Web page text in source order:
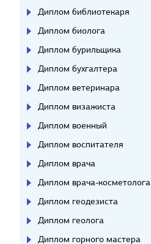
Диплом библиотекаря
Диплом биолога
Диплом бурильщика
Диплом бухгалтера
Диплом ветеринара
Диплом визажиста
Диплом военный
Диплом воспитателя
Диплом врача
Диплом врача-косметолога
Диплом геодезиста
Диплом геолога
Диплом горного мастера